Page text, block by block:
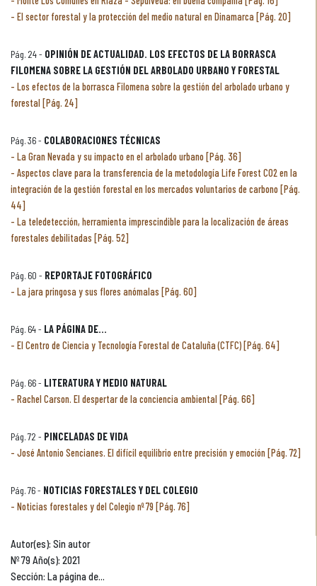
El sector forestal y la protección del medio natural en Dinamarca [Pág. 20]
Pág. 24 - OPINIÓN DE ACTUALIDAD. LOS EFECTOS DE LA BORRASCA
FILOMENA SOBRE LA GESTIÓN DEL ARBOLADO URBANO Y FORESTAL
Los efectos de la borrasca Filomena sobre la gestión del arbolado urbano y
forestal [Pág. 24]
Pág. 36 - COLABORACIONES TÉCNICAS
La Gran Nevada y su impacto en el arbolado urbano [Pág. 36]
Aspectos clave para la transferencia de la metodología Life Forest CO2 en la
integración de la gestión forestal en los mercados voluntarios de carbono [Pág.
44]
La teledetección, herramienta imprescindible para la localización de áreas
forestales debilitadas [Pág. 52]
Pág. 60 - REPORTAJE FOTOGRÁFICO
La jara pringosa y sus flores anómalas [Pág. 60]
Pág. 64 - LA PÁGINA DE...
El Centro de Ciencia y Tecnología Forestal de Cataluña (CTFC) [Pág. 64]
Pág. 66 - LITERATURA Y MEDIO NATURAL
Rachel Carson. El despertar de la conciencia ambiental [Pág. 66]
Pág. 72 - PINCELADAS DE VIDA
José Antonio Sencianes. El difícil equilibrio entre precisión y emoción [Pág. 72]
Pág. 76 - NOTICIAS FORESTALES Y DEL COLEGIO
Noticias forestales y del Colegio nº 79 [Pág. 76]
Autor(es): Sin autor
Nº 79 Año(s): 2021
Sección: La página de...